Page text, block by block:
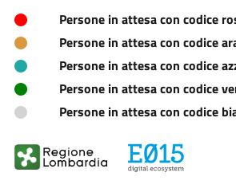
Persone in attesa con codice
Persone in attesa con codice
Persone in attesa con codice
Persone in attesa con codice
Persone in attesa con codice